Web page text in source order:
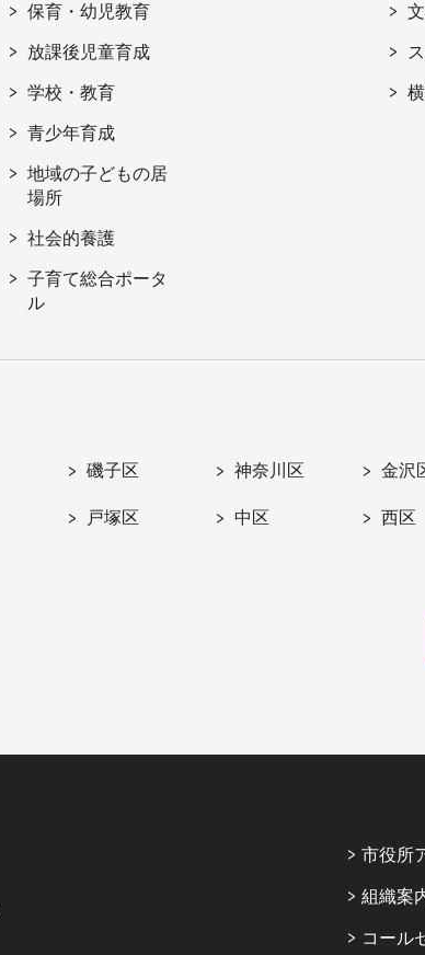
保育・幼児教育
放課後児童育成
学校・教育
青少年育成
地域の子どもの居
場所
社会的養護
子育て総合ポータ
ル
磯子区 神奈川区 金沢
戸塚区 中区 西区
市役所
組織案
コール